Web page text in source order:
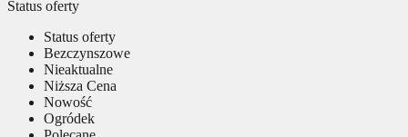
Status oferty
Status oferty
Bezczynszowe
Nieaktualne
Niższa Cena
Nowość
Ogródek